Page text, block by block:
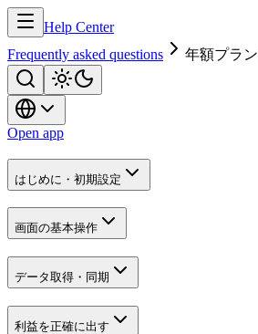
Help Center
Frequently asked questions
年額プラ
Open app
はじめに・初期設定
画面の基本操作
データ取得・同期
利益を正確に出す